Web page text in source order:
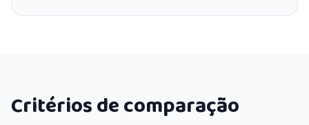
Critérios de comparação